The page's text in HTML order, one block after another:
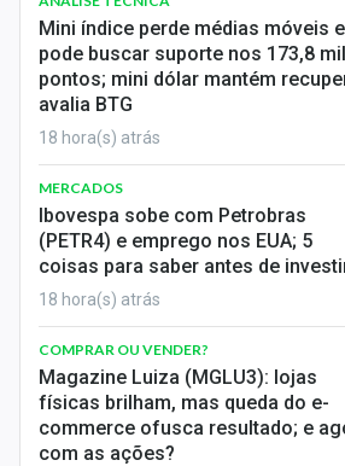
Mini índice perde médias móveis e
pode buscar suporte nos 173,8 mil
pontos; mini dólar mantém
avalia BTG
18 hora(s) atrás
MERCADOS
Ibovespa sobe com Petrobras
(PETR4) e emprego nos EUA; 5
coisas para saber antes de
18 hora(s) atrás
COMPRAR OU VENDER?
Magazine Luiza (MGLU3): lojas
físicas brilham, mas queda do e-
commerce ofusca resultado; e
com as ações?